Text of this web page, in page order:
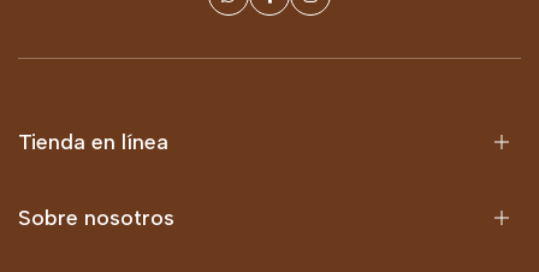
Tienda en línea
Sobre nosotros